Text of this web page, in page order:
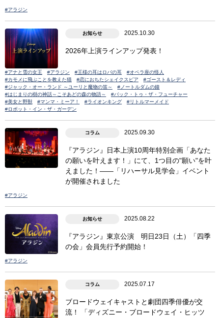
#アラジン
お知らせ 2025.10.30
2026年上演ラインアップ発表！
#アナと雪の女王 #アラジン #王様の耳はロバの耳
#オペラ座の怪人
#カモメに飛ぶことを教えた猫
#恋におちたシェイクスピア
#ゴースト＆レディ
#ジャック・オー・ランド ～ユーリと魔物の笛～
#ノートルダムの鐘
#はじまりの樹の神話～こそあどの森の物語～
#バック・トゥ・ザ・フューチャー
#美女と野獣
#マンマ・ミーア！ #ライオンキング
#リトルマーメイド
#ロボット・イン・ザ・ガーデン
コラム 2025.09.30
『アラジン』日本上演10周年特別企画「あなた
の願いを叶えます！」にて、1つ目の"願い"を叶
えました！――「リハーサル見学会」イベント
が開催されました
#アラジン
お知らせ 2025.08.22
『アラジン』東京公演 明日23日（土）「四季
の会」会員先行予約開始！
#アラジン
コラム 2025.07.17
ブロードウェイキャストと劇団四季俳優が交
流！ 「ディズニー・ブロードウェイ・ヒッツ